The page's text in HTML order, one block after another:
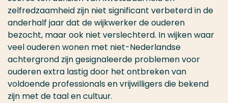
zelfredzaamheid zijn niet significant verbeterd in de
anderhalf jaar dat de wijkwerker de ouderen
bezocht, maar ook niet verslechterd. In wijken waar
veel ouderen wonen met niet-Nederlandse
achtergrond zijn gesignaleerde problemen voor
ouderen extra lastig door het ontbreken van
voldoende professionals en vrijwilligers die bekend
zijn met de taal en cultuur.